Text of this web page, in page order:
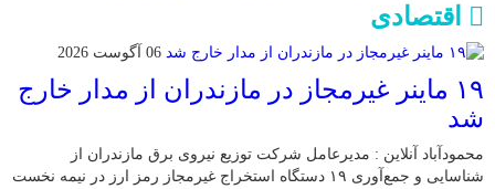
اقتصادی
06 آگوست 2026
۱۹ ماینر غیرمجاز در مازندران از مدار خارج
شد
محمودآباد آنلاین : مدیرعامل شرکت توزیع نیروی برق مازندران از
شناسایی و جمع‌آوری ۱۹ دستگاه استخراج غیرمجاز رمز ارز در نیمه نخست